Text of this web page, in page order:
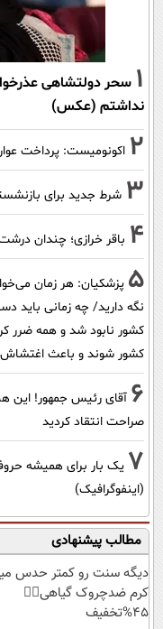
1 سحر دولتشاهی
نداشتم (عکس)
2 اکونومیست: پرداخت
3 شرط جدید برای
4 باقر خرازی؛ چندان
5 پزشکیان: هر زمان
نگه دارید/ چه زمانی باید
کشور نابود شد و همه ضرر
کشور شوند و باعث
6 آقای رئیس جمهور! این
صراحت انتقاد کردید
7 یک بار برای همیشه
(اینفوگرافیک)
مطالب پیشنهادی
دیگه سنت رو کمتر حدس
کرم ضدچروک گیاهی👈🏻
45%تخفیف